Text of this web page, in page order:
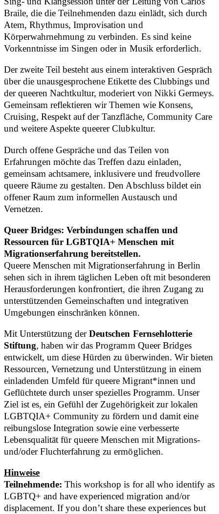
Braile, die die Teilnehmenden dazu einlädt, sich durch
Atem, Rhythmus, Improvisation und
Körperwahrnehmung zu verbinden. Es sind keine
Vorkenntnisse im Singen oder in Musik erforderlich.
Der zweite Teil besteht aus einem interaktiven Gespräch
über die unausgesprochene Etikette des Clubbings und
der queeren Nachtkultur, moderiert von Nikki Germeys.
Gemeinsam reflektieren wir Themen wie Konsens,
Cruising, Respekt auf der Tanzfläche, Community Care
und weitere Aspekte queerer Clubkultur.
Durch offene Gespräche und das Teilen von
Erfahrungen möchte das Treffen dazu einladen,
gemeinsam achtsamere, inklusivere und freudvollere
queere Räume zu gestalten. Den Abschluss bildet ein
offener Raum zum informellen Austausch und
Vernetzen.
Queer Bridges: Verbindungen schaffen und
Ressourcen für LGBTQIA+ Menschen mit
Migrationserfahrung bereitstellen.
Queere Menschen mit Migrationserfahrung in Berlin
sehen sich in ihrem täglichen Leben oft mit besonderen
Herausforderungen konfrontiert, die ihren Zugang zu
unterstützenden Gemeinschaften und integrativen
Umgebungen einschränken können.
Mit Unterstützung derDeutschen Fernsehlotterie
Stiftung, haben wir das Programm Queer Bridges
entwickelt, um diese Hürden zu überwinden. Wir bieten
Ressourcen, Vernetzung und Unterstützung in einem
einladenden Umfeld für queere Migrant*innen und
Geflüchtete durch unser spezielles Programm. Unser
Ziel ist es, ein Gefühl der Zugehörigkeit zur lokalen
LGBTQIA+ Community zu fördern und damit eine
reibungslose Integration sowie eine verbesserte
Lebensqualität für queere Menschen mit Migrations-
und/oder Fluchterfahrung zu ermöglichen.
Hinweise
Teilnehmende: This workshop is for all who identify as
LGBTQ+ and have experienced migration and/or
displacement. If you don’t share these experiences but